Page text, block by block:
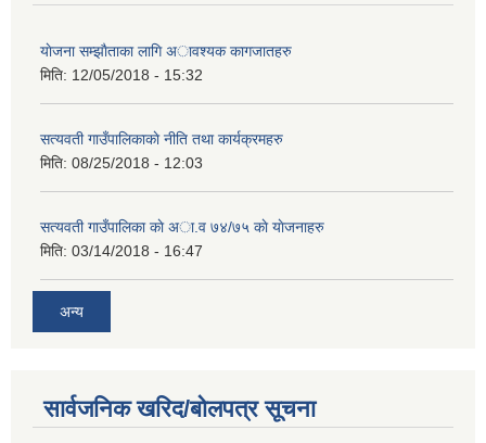
याेजना सम्झाैताका लागि अावश्यक कागजातहरु
मिति: 12/05/2018 - 15:32
सत्यवती गाउँपालिकाकाे नीति तथा कार्यक्रमहरु
मिति: 08/25/2018 - 12:03
सत्यवती गाउँपालिका काे अा‍.व ७४/७५ काे याेजनाहरु
मिति: 03/14/2018 - 16:47
अन्य
सार्वजनिक खरिद/बोलपत्र सूचना